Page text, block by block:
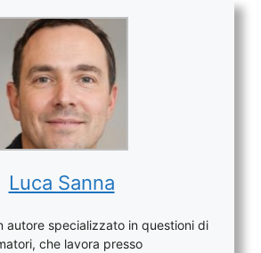
Luca Sanna
autore specializzato in questioni di
che lavora presso